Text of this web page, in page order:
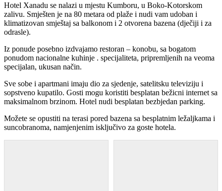
Hotel Xanadu se nalazi u mjestu Kumboru, u Boko-Kotorskom
zalivu. Smješten je na 80 metara od plaže i nudi vam udoban i
klimatizovan smještaj sa balkonom i 2 otvorena bazena (dječiji i za
odrasle).
Iz ponude posebno izdvajamo restoran – konobu, sa bogatom
ponudom nacionalne kuhinje . specijaliteta, pripremljenih na veoma
specijalan, ukusan način.
Sve sobe i apartmani imaju dio za sjedenje, satelitsku televiziju i
sopstveno kupatilo. Gosti mogu koristiti besplatan bežicni internet sa
maksimalnom brzinom. Hotel nudi besplatan bezbjedan parking.
Možete se opustiti na terasi pored bazena sa besplatnim ležaljkama i
suncobranoma, namjenjenim isključivo za goste hotela.